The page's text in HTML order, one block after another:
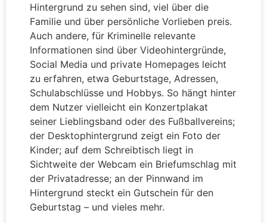
Hintergrund zu sehen sind, viel über die
Familie und über persönliche Vorlieben preis.
Auch andere, für Kriminelle relevante
Informationen sind über Videohintergründe,
Social Media und private Homepages leicht
zu erfahren, etwa Geburtstage, Adressen,
Schulabschlüsse und Hobbys. So hängt hinter
dem Nutzer vielleicht ein Konzertplakat
seiner Lieblingsband oder des Fußballvereins;
der Desktophintergrund zeigt ein Foto der
Kinder; auf dem Schreibtisch liegt in
Sichtweite der Webcam ein Briefumschlag mit
der Privatadresse; an der Pinnwand im
Hintergrund steckt ein Gutschein für den
Geburtstag – und vieles mehr.